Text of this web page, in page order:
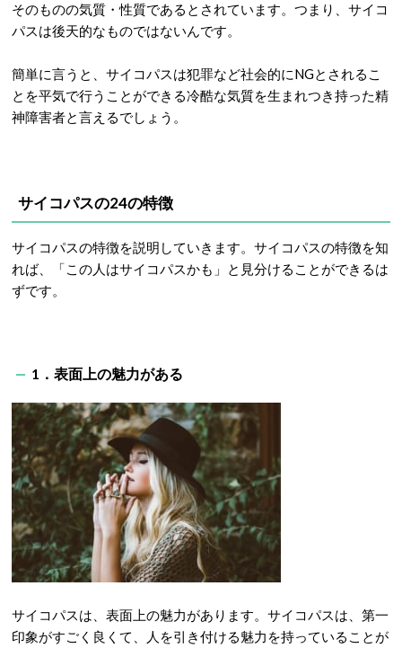
そのものの気質・性質であるとされています。つまり、サイコ
パスは後天的なものではないんです。
簡単に言うと、サイコパスは犯罪など社会的にNGとされるこ
とを平気で行うことができる冷酷な気質を生まれつき持った精
神障害者と言えるでしょう。
サイコパスの24の特徴
サイコパスの特徴を説明していきます。サイコパスの特徴を知
れば、「この人はサイコパスかも」と見分けることができるは
ずです。
1．表面上の魅力がある
サイコパスは、表面上の魅力があります。サイコパスは、第一
印象がすごく良くて、人を引き付ける魅力を持っていることが